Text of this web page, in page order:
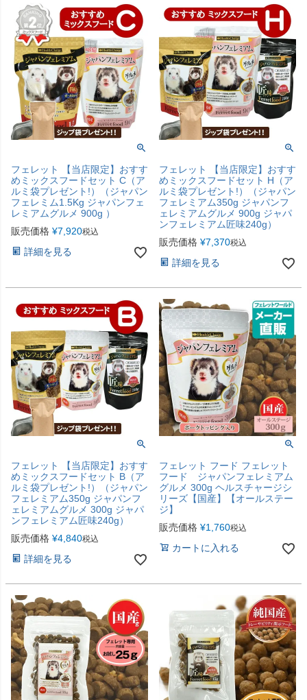
フェレット 【当店限定】おすす
めミックスフードセット C（ア
ルミ袋プレゼント!）（ジャパン
フェレミム1.5Kg ジャパンフェ
レミアムグルメ 900g ）
販売価格 ¥7,920税込
詳細を見る
フェレット 【当店限定】おすす
めミックスフードセット H（ア
ルミ袋プレゼント!）（ジャパン
フェレミアム350g ジャパンフ
ェレミアムグルメ 900g ジャパ
ンフェレミアム匠味240g）
販売価格 ¥7,370税込
詳細を見る
フェレット 【当店限定】おすす
めミックスフードセット B（ア
ルミ袋プレゼント!）（ジャパン
フェレミアム350g ジャパンフ
ェレミアムグルメ 300g ジャパ
ンフェレミアム匠味240g）
販売価格 ¥4,840税込
詳細を見る
フェレット フード フェレット
フード ジャパンフェレミアム
グルメ 300g ヘルスチャージシ
リーズ【国産】【オールステー
ジ】
販売価格 ¥1,760税込
カートに入れる